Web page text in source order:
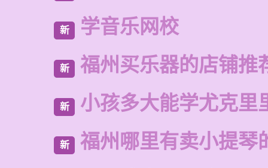
新 学音乐网校
新 福州买乐器的店铺推
新 小孩多大能学尤克里
新 福州哪里有卖小提琴